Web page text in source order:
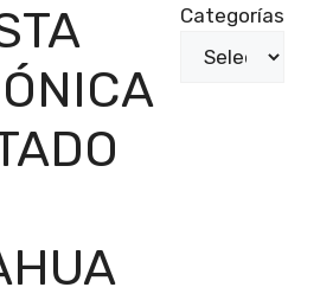
Categorías